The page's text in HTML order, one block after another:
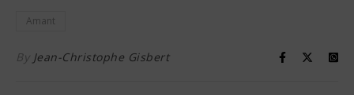
Amant
By Jean-Christophe Gisbert